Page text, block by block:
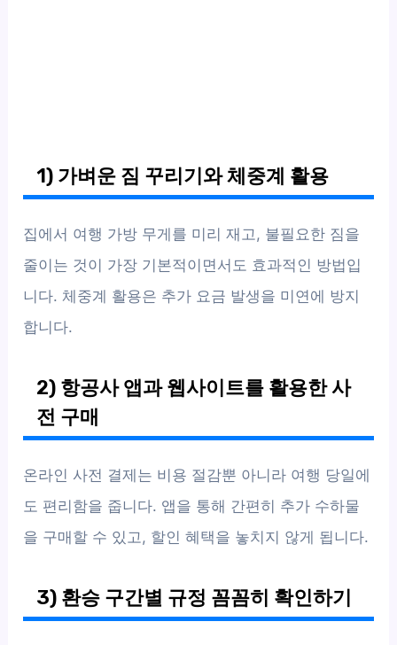
1) 가벼운 짐 꾸리기와 체중계 활용
집에서 여행 가방 무게를 미리 재고, 불필요한 짐을
줄이는 것이 가장 기본적이면서도 효과적인 방법입
니다. 체중계 활용은 추가 요금 발생을 미연에 방지
합니다.
2) 항공사 앱과 웹사이트를 활용한 사
전 구매
온라인 사전 결제는 비용 절감뿐 아니라 여행 당일에
도 편리함을 줍니다. 앱을 통해 간편히 추가 수하물
을 구매할 수 있고, 할인 혜택을 놓치지 않게 됩니다.
3) 환승 구간별 규정 꼼꼼히 확인하기